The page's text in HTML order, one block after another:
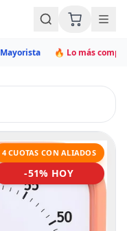
Mayorista 🔥 Lo más
4 CUOTAS CON ALIADOS
-51% HOY